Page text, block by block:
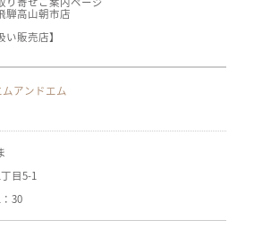
ya.co.jp/（高山市）
https://omiyadata.jp/restarea/kawashima/
nature-katayama.jp/ （新潟）
騨高山朝市店
い販売店】
n.co.jp/、
ニックプラザhttps://healthlife.co.jp/（神戸、宝塚
www.nakaji34.co.jp/（阪急、広島他各店）
bonraspail.com/（横浜、吉祥寺各店）
giftspremium.jp/（名古屋市）
locabuono.jp/（名古屋市）
ya.co.jp/（高山市）
アンドエム
目5-1
30